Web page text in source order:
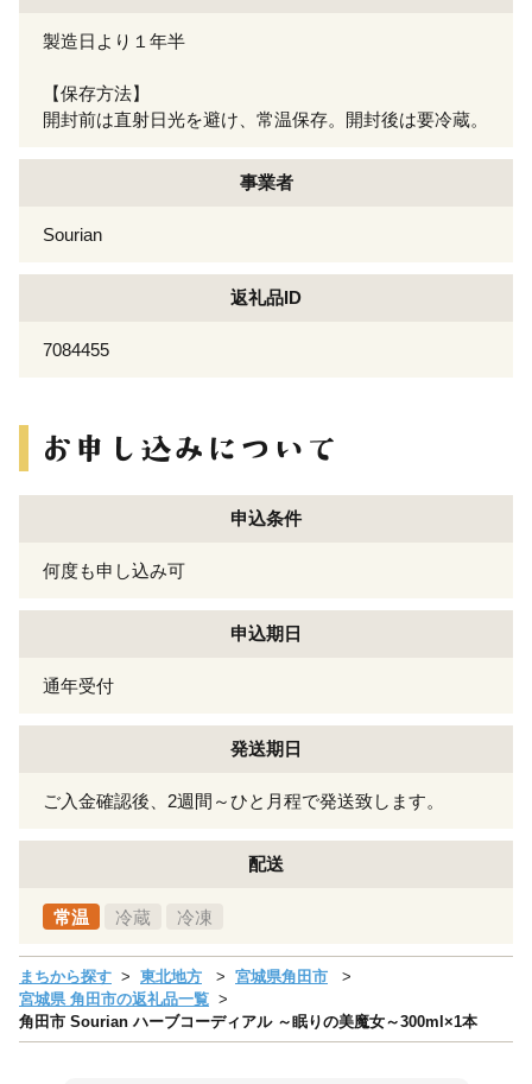
製造日より１年半
【保存方法】
開封前は直射日光を避け、常温保存。開封後は要冷蔵。
事業者
Sourian
返礼品ID
7084455
申込条件
何度も申し込み可
申込期日
通年受付
発送期日
ご入金確認後、2週間～ひと月程で発送致します。
配送
常温 冷蔵 冷凍
まちから探す 東北地方
宮城県角田市
宮城県 角田市の返礼品一覧
角田市 Sourian ハーブコーディアル ～眠りの美魔女～300ml×1本